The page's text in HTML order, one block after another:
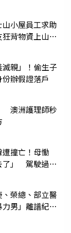
小屋員工求助
背物資上山：
親」！偷生子
辦假證落戶
澳洲護理師秒
撞亡！母慟
了」 駕駛過失
榮總、部立醫
男」離譜紀錄